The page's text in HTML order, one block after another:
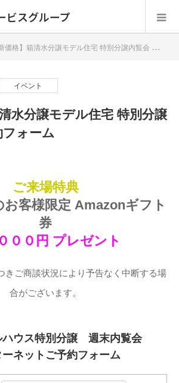
ビスグループ
価格】箱清水分譲モデル住宅 特別分譲内覧会 ご予約フォーム
イベント
清水分譲モデル住宅 特別分譲
ォーム
ご来場特典
お客様限定 Amazonギフト
券
００円 プレゼント
きご商談状況により予告なく中断する場
合がございます。
ハウス特別分譲 週末内覧会
ーネットご予約フォーム